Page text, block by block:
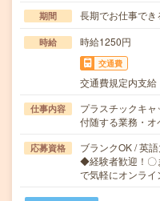
期間 長期でお仕事でき
時給 時給1250円
交通費
交通費規定内支給
仕事内容
プラスチックキ
付随する業務・
応募資格
ブランクOK / 英
◆経験者歓迎！〇
で気軽にオンラ